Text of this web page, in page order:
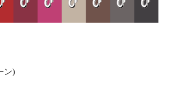
ン)